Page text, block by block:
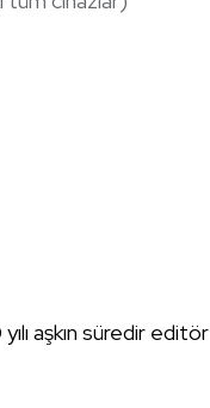
yılı aşkın süredir